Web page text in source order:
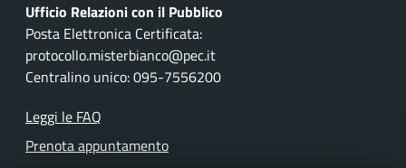
Ufficio Relazioni con il Pubblico
Posta Elettronica Certificata:
protocollo.misterbianco@pec.it
Centralino unico: 095-7556200
Leggi le FAQ
Prenota appuntamento